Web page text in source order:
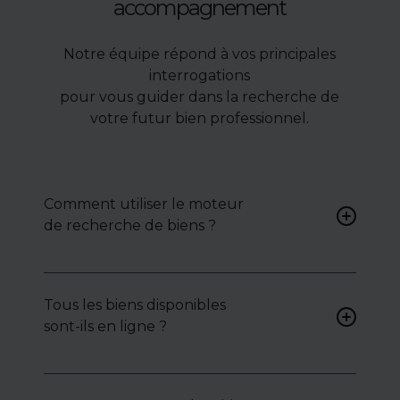
accompagnement
Notre équipe répond à vos principales
interrogations
pour vous guider dans la recherche de
votre futur bien professionnel.
Comment utiliser le moteur
de recherche de biens ?
pour accéder à une liste de
biens ciblés.
Tous les biens disponibles
sont-ils en ligne ?